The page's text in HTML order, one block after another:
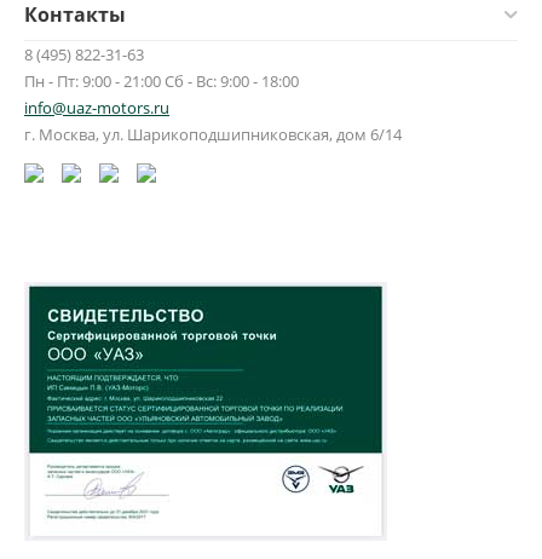
Контакты
8 (495) 822-31-63
Пн - Пт: 9:00 - 21:00 Сб - Вс: 9:00 - 18:00
info@uaz-motors.ru
г. Москва, ул. Шарикоподшипниковская, дом 6/14